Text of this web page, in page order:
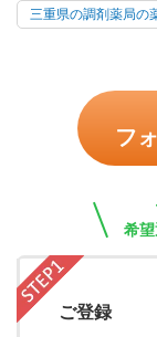
三重県の調剤薬局の
フ
希
ご登録